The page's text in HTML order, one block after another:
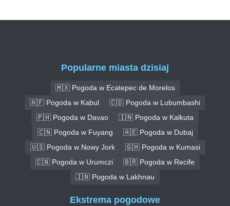
Popularne miasta dzisiaj
🇲🇽 Pogoda w Ecatepec de Morelos
🇦🇫 Pogoda w Kabul
🇨🇩 Pogoda w Lubumbashi
🇵🇭 Pogoda w Davao
🇮🇳 Pogoda w Kalkuta
🇨🇳 Pogoda w Fuyang
🇦🇪 Pogoda w Dubaj
🇺🇸 Pogoda w Nowy Jork
🇬🇭 Pogoda w Kumasi
🇨🇳 Pogoda w Urumczi
🇧🇷 Pogoda w Recife
🇮🇳 Pogoda w Lakhnau
Ekstrema pogodowe